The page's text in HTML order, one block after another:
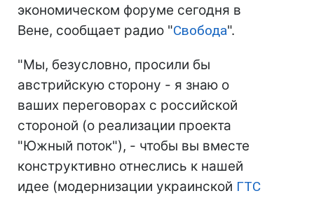
экономическом форуме сегодня в
Вене, сообщает радио "Свобода".
"Мы, безусловно, просили бы
австрийскую сторону - я знаю о
ваших переговорах с российской
стороной (о реализации проекта
"Южный поток"), - чтобы вы вместе
конструктивно отнеслись к нашей
идее (модернизации украинской ГТС